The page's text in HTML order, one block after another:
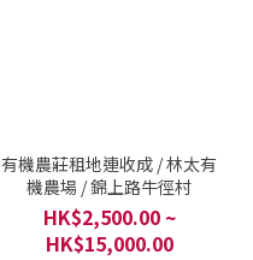
有機農莊租地連收成 / 林太有
機農場 / 錦上路牛徑村
HK$2,500.00 ~
HK$15,000.00